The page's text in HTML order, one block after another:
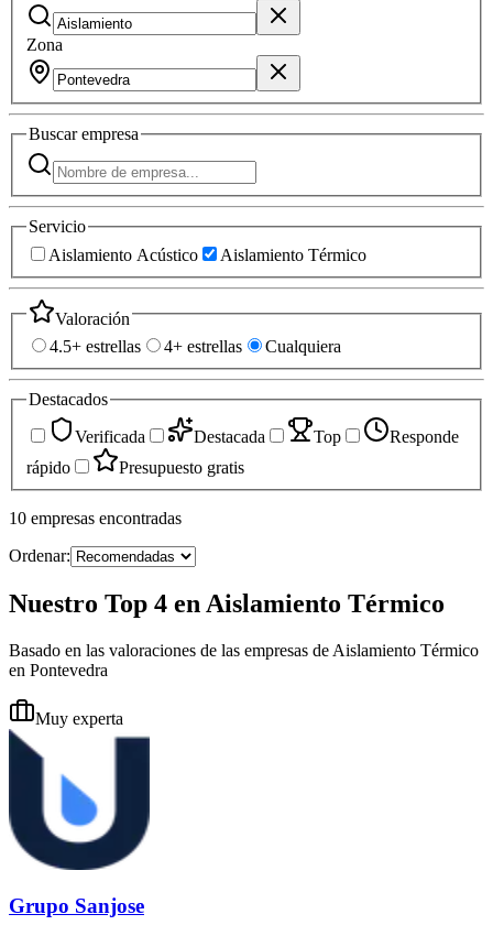
Zona
Buscarempresa
Servicio
Aislamiento Acústico
Aislamiento Térmico
Valoración
4.5+ estrellas
4+ estrellas Cualquiera
Destacados
Verificada
Destacada Top
Responde
rápido
Presupuesto gratis
10 empresas encontradas
Ordenar:
Nuestro Top 4 en Aislamiento Térmico
Basado en las valoraciones de las empresas de Aislamiento Térmico
en Pontevedra
Muy experta
Grupo Sanjose